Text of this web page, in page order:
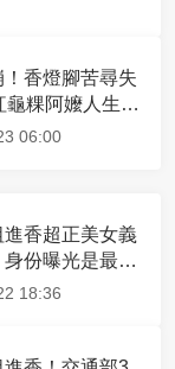
香燈腳苦尋失
粿阿嬤人生謝
06:00
進香超正美女義
份曝光是最美
不結婚
18:36